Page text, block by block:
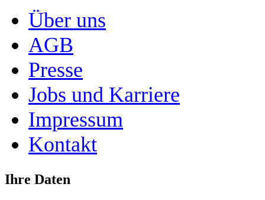
Über uns
AGB
Presse
Jobs und Karriere
Impressum
Kontakt
Ihre Daten